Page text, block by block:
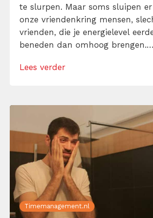
te slurpen. Maar soms sluipen
onze vriendenkring mensen,
vrienden, die je energielevel
beneden dan omhoog brengen.
komen (of last-minute de
gedragen als je ze echt nodig
Lees verder
Timemanagement.nl